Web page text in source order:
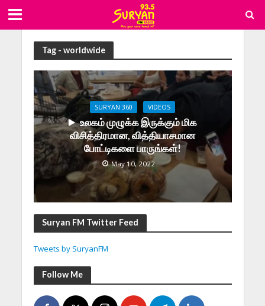
Tag - worldwide
SURYAN 360 VIDEOS
உலகம் முழுக்க இருக்கும் மிக
விசித்திரமான, வித்தியாசமான
போட்டிகளை பாருங்கள்!
May 10, 2022
Suryan FM Twitter Feed
Tweets by SuryanFM
Follow Me